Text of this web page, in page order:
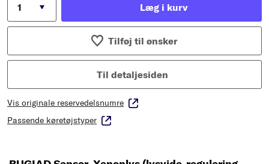
Læg i kurv
Tilføj til ønsker
Til detaljesiden
Vis originale reservedelsnumre
Passende køretøjstyper